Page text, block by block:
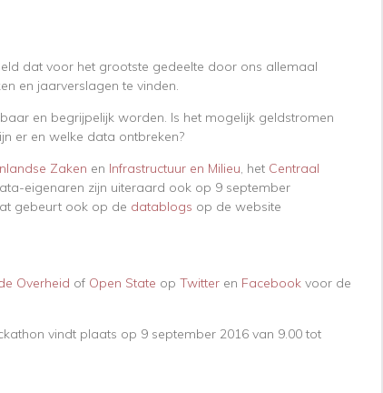
dat voor het grootste gedeelte door ons allemaal
en jaarverslagen te vinden.
en begrijpelijk worden. Is het mogelijk geldstromen
er en welke data ontbreken?
Zaken en Infrastructuur en Milieu, het Centraal
eigenaren zijn uiteraard ook op 9 september
gebeurt ook op de datablogs op de website
Overheid of Open State op Twitter en Facebook voor de
vindt plaats op 9 september 2016 van 9.00 tot